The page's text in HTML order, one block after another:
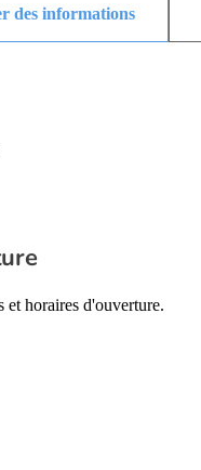
des informations
et horaires d'ouverture.